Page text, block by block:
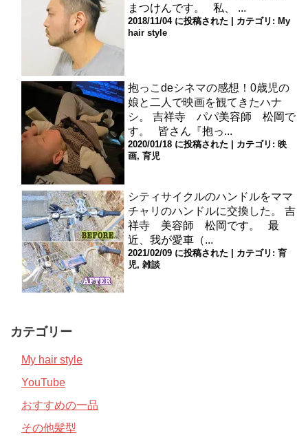
まつけんです。 私、 ...
2018/11/04 に投稿された カテゴリ: My
hair style
抱っこdeシネマの感想！0歳児の
娘と二人で映画を観てきたハナ
シ。
吉祥寺 パパ美容師 松岡で
す。 皆さん『抱っ...
2020/01/18 に投稿された カテゴリ: 映
画, 育児
シティサイクルのハンドルをママ
チャリのハンドルに交換した。
吉
祥寺 美容師 松岡です。 最
近、我が愛車（...
2021/02/09 に投稿された カテゴリ: 育
児, 雑談
カテゴリー
My hair style
YouTube
おすすめの一品
その他髪型